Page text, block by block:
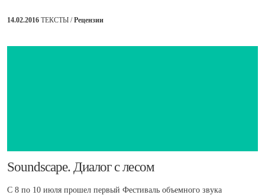
14.02.2016 ТЕКСТЫ /Рецензии
​Soundscape. Диалог с лесом
С 8 по 10 июля прошел первый Фестиваль объемного звука